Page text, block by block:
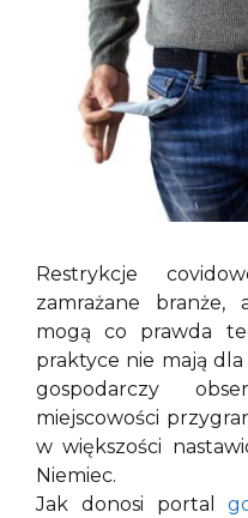
Restrykcje
zamrażane
mogą co prawda
praktyce nie mają
gospodarczy
miejscowości
w większości
Niemiec.
Jak donosi portal